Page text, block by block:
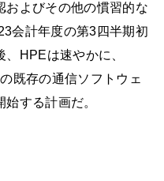
およびその他の慣習的な
会計年度の第3四半期初
HPEは速やかに、
既存の通信ソフトウェ
する計画だ。